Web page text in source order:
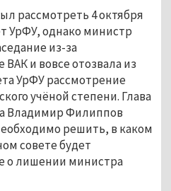
рассмотреть 4 октября
УрФУ, однако министр
из-за
и вовсе отозвала из
УрФУ рассмотрение
учёной степени. Глава
Владимир Филиппов
решить, в каком
совете будет
о лишении министра